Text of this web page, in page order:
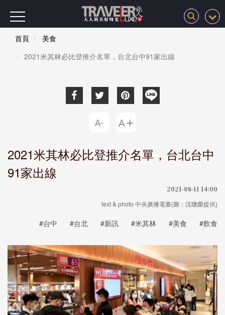
首頁
美食
2021米其林必比登推介名單，台北台中91家出線
2021米其林必比登推介名單，台北台中
91家出線
2021-08-11 14:00
text & photo 中央廣播電臺(圖：沈聰榮提供)
#台中 #台北 #新訊 #米其林 #美食 #飲食